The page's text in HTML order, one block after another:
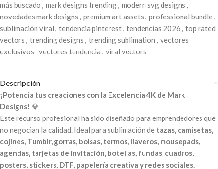
más buscado , mark designs trending, modern svg designs ,
novedades mark designs , premium art assets , professional bundle,
sublimación viral , tendencia pinterest, tendencias 2026 , top rated
vectors , trending designs , trending sublimation , vectores
exclusivos , vectores tendencia , viral vectors
Descripción
¡Potencia tus creaciones con la Excelencia 4K de Mark
Designs! 💎
Este recurso profesional ha sido diseñado para emprendedores que
no negocian la calidad. Ideal para sublimación de tazas, camisetas,
cojines, Tumblr, gorras, bolsas, termos, llaveros, mousepads,
agendas, tarjetas de invitación, botellas, fundas, cuadros,
posters, stickers, DTF, papelería creativa y redes sociales.